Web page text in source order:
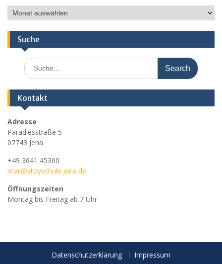
Ältere
Nachrichten
Suche
Search
for:
Kontakt
Adresse
Paradiesstraße 5
07743 Jena
+49 3641 45360
mail@stoyschule.jena.de
Öffnungszeiten
Montag bis Freitag ab 7 Uhr
Datenschutzerklärung
Impressum